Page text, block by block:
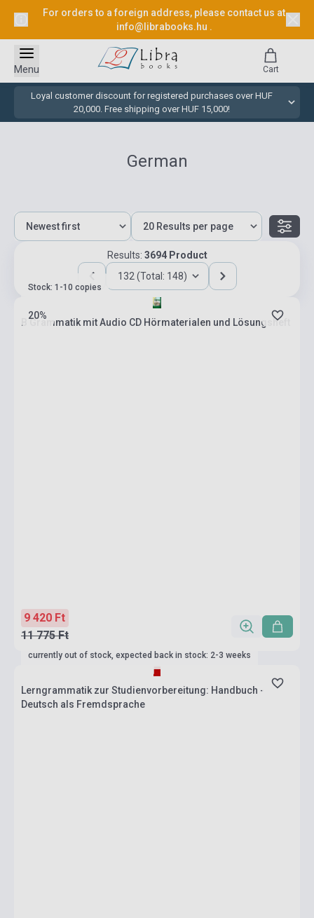
For orders to a foreign address, please contact us at
info@librabooks.hu .
Loyal customer discount for registered purchases over HUF
20,000. Free shipping over HUF 15,000!
Menu Cart
German
Results: 3694 Product
132 (Total: 148)
20%
Stock: 1-10 copies
B Grammatik mit Audio CD Hörmaterialen und Lösungsheft
9 420 Ft
11 775 Ft
currently out of stock, expected back in stock: 2-3 weeks
Lerngrammatik zur Studienvorbereitung: Handbuch -
Deutsch als Fremdsprache